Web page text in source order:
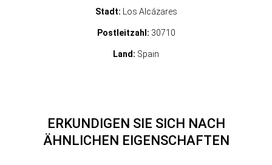
Stadt: Los Alcázares
Postleitzahl: 30710
Land: Spain
ERKUNDIGEN SIE SICH NACH
ÄHNLICHEN EIGENSCHAFTEN